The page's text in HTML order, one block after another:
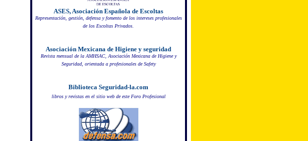
ASES, Asociación Española de Escoltas
Representación, gestión, defensa y fomento de los intereses profesionales
de los Escoltas Privados.
Asociación Mexicana de Higiene y seguridad
Revista mensual de la AMHSAC, Asociación Mexicana de Higiene y
Seguridad, orientada a profesionales de Safety
Biblioteca Seguridad-la.com
libros y revistas en el sitio web de este Foro Profesional